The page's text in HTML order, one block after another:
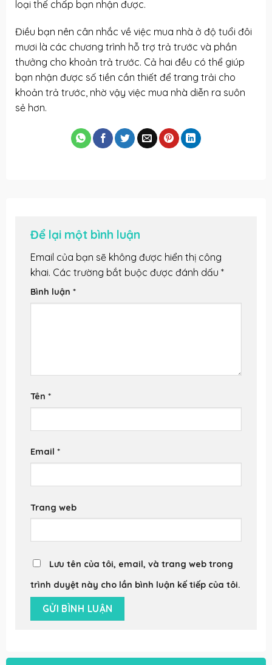
loại thế chấp bạn nhận được.
Điều bạn nên cân nhắc về việc mua nhà ở độ tuổi đôi
mươi là các chương trình hỗ trợ trả trước và phần
thưởng cho khoản trả trước. Cả hai đều có thể giúp
bạn nhận được số tiền cần thiết để trang trải cho
khoản trả trước, nhờ vậy việc mua nhà diễn ra suôn
sẻ hơn.
Để lại một bình luận
Email của bạn sẽ không được hiển thị công
khai. Các trường bắt buộc được đánh dấu *
Bình luận *
Tên *
Email *
Trang web
Lưu tên của tôi, email, và trang web trong
trình duyệt này cho lần bình luận kế tiếp của tôi.